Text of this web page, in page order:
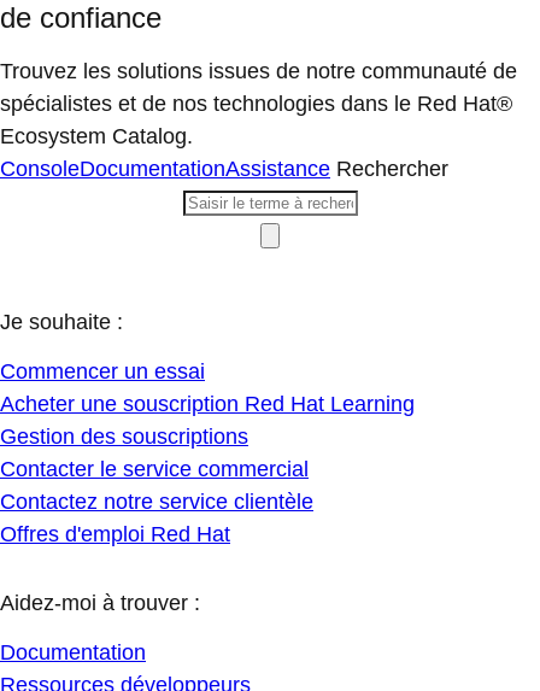
de confiance
Trouvez les solutions issues de notre communauté de
spécialistes et de nos technologies dans le Red Hat®
Ecosystem Catalog.
ConsoleDocumentationAssistance Rechercher
Je souhaite :
Commencer un essai
Acheter une souscription Red Hat Learning
Gestion des souscriptions
Contacter le service commercial
Contactez notre service clientèle
Offres d'emploi Red Hat
Aidez-moi à trouver :
Documentation
Ressources développeurs